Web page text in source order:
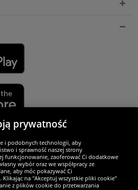
wyjątkowi
prywatność
i podobnych technologii, aby
i sprawność naszej strony
funkcjonowanie, zaoferować Ci dodatkowe
wybór oraz we współpracy ze
aby móc pokazywać Ci
Klikając na "Akceptuj wszystkie pliki cookie"
z plików cookie do przetwarzania